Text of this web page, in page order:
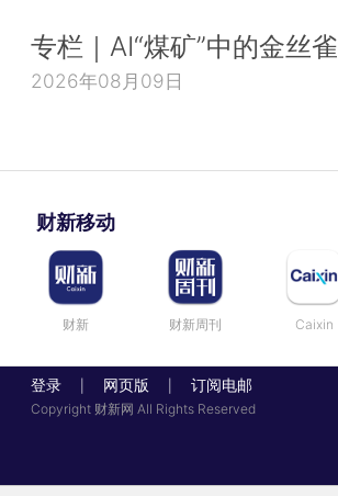
专栏｜AI“煤矿”中的金丝雀
2026年08月09日
财新移动
财新 财新周刊 Caixin
登录 网页版 订阅电邮
Copyright 财新网 All Rights Reserved